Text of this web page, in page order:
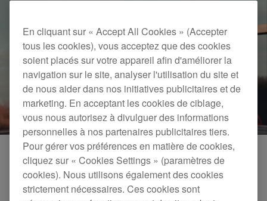
En cliquant sur « Accept All Cookies » (Accepter
tous les cookies), vous acceptez que des cookies
soient placés sur votre appareil afin d'améliorer la
navigation sur le site, analyser l'utilisation du site et
de nous aider dans nos initiatives publicitaires et de
marketing. En acceptant les cookies de ciblage,
vous nous autorisez à divulguer des informations
personnelles à nos partenaires publicitaires tiers.
Pour gérer vos préférences en matière de cookies,
cliquez sur « Cookies Settings » (paramètres de
cookies). Nous utilisons également des cookies
strictement nécessaires. Ces cookies sont